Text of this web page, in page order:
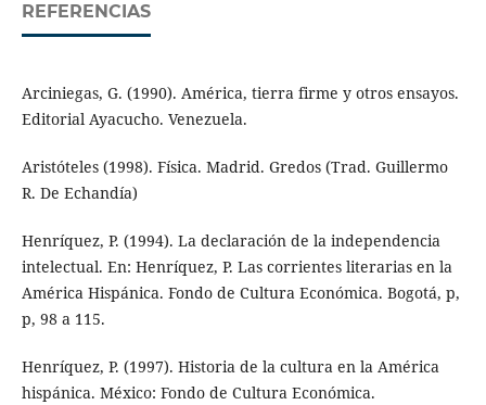
REFERENCIAS
Arciniegas, G. (1990). América, tierra firme y otros ensayos.
Editorial Ayacucho. Venezuela.
Aristóteles (1998). Física. Madrid. Gredos (Trad. Guillermo
R. De Echandía)
Henríquez, P. (1994). La declaración de la independencia
intelectual. En: Henríquez, P. Las corrientes literarias en la
América Hispánica. Fondo de Cultura Económica. Bogotá, p,
p, 98 a 115.
Henríquez, P. (1997). Historia de la cultura en la América
hispánica. México: Fondo de Cultura Económica.